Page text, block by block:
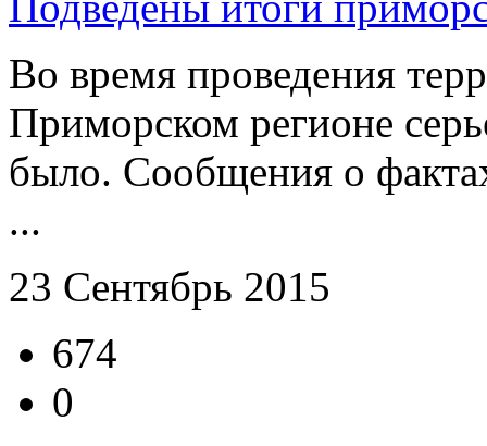
Во время проведения
Приморском регионе
было. Сообщения о
...
23 Сентябрь 2015
674
0